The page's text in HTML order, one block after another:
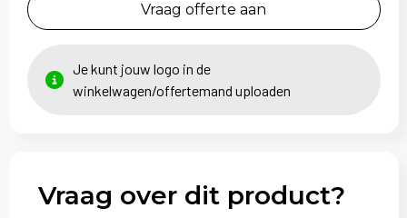
Vraag offerte aan
Je kunt jouw logo in de
winkelwagen/offertemand uploaden
Vraag over dit product?